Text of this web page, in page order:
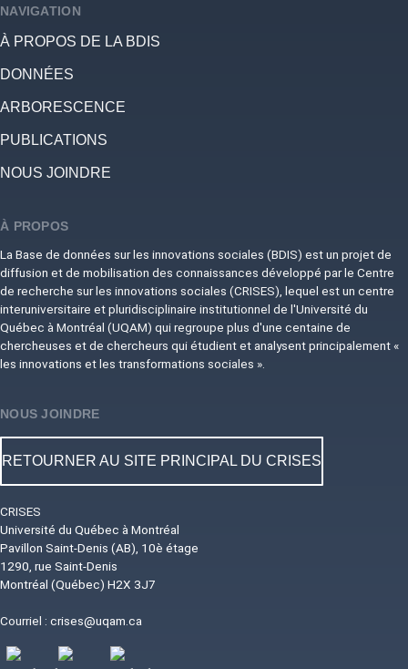
NAVIGATION
À PROPOS DE LA BDIS
DONNÉES
ARBORESCENCE
PUBLICATIONS
NOUS JOINDRE
À PROPOS
La Base de données sur les innovations sociales (BDIS) est un projet de
diffusion et de mobilisation des connaissances développé par le Centre
de recherche sur les innovations sociales (CRISES), lequel est un centre
interuniversitaire et pluridisciplinaire institutionnel de l'Université du
Québec à Montréal (UQAM) qui regroupe plus d'une centaine de
chercheuses et de chercheurs qui étudient et analysent principalement «
les innovations et les transformations sociales ».
NOUS JOINDRE
RETOURNER AU SITE PRINCIPAL DU CRISES
CRISES
Université du Québec à Montréal
Pavillon Saint-Denis (AB), 10è étage
1290, rue Saint-Denis
Montréal (Québec) H2X 3J7
Courriel : crises@uqam.ca
Image Image Image